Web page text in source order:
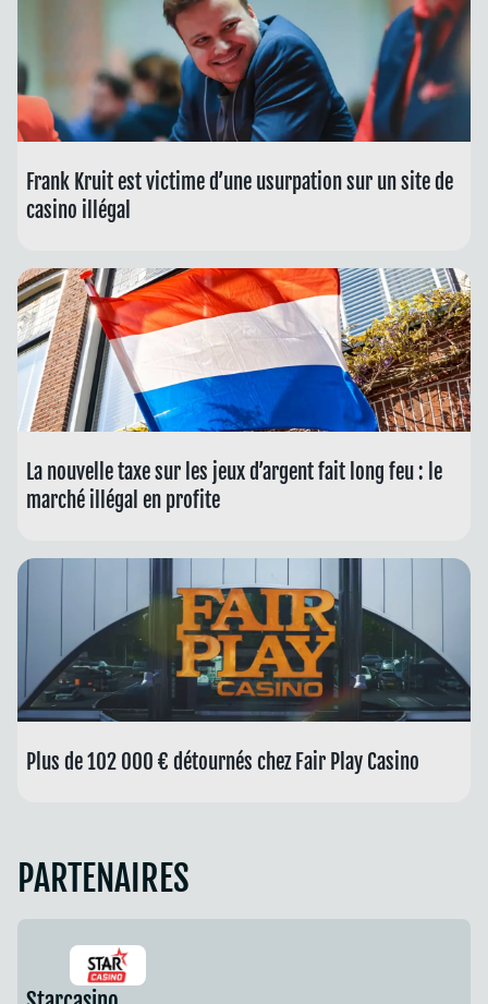
Frank Kruit est victime d’une usurpation sur un site de
casino illégal
La nouvelle taxe sur les jeux d’argent fait long feu : le
marché illégal en profite
Plus de 102 000 € détournés chez Fair Play Casino
PARTENAIRES